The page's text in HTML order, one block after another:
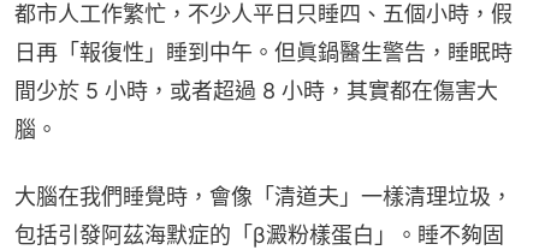
都市人工作繁忙，不少人平日只睡四、五個小時，假
日再「報復性」睡到中午。但眞鍋醫生警告，睡眠時
間少於 5 小時，或者超過 8 小時，其實都在傷害大
腦。
大腦在我們睡覺時，會像「清道夫」一樣清理垃圾，
包括引發阿茲海默症的「β澱粉樣蛋白」。睡不夠固